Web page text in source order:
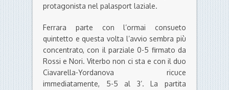
protagonista nel palasport laziale.
Ferrara parte con l’ormai consueto
quintetto e questa volta l’avvio sembra più
concentrato, con il parziale 0-5 firmato da
Rossi e Nori. Viterbo non ci sta e con il duo
Ciavarella-Yordanova ricuce
immediatamente, 5-5 al 3’. La partita